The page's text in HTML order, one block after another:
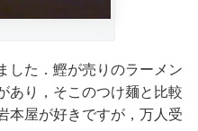
した．鰹が売りのラーメン
あり，そこのつけ麺と比較
本屋が好きですが，万人受